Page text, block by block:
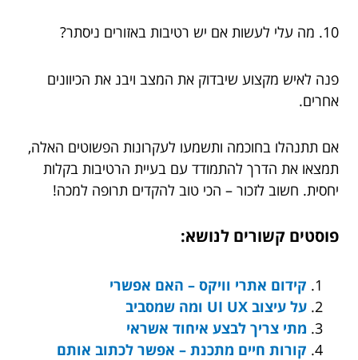
10. מה עלי לעשות אם יש רטיבות באזורים ניסתר?
פנה לאיש מקצוע שיבדוק את המצב ויבנ את הכיוונים
אחרים.
אם תתנהלו בחוכמה ותשמעו לעקרונות הפשוטים האלה,
תמצאו את הדרך להתמודד עם בעיית הרטיבות בקלות
יחסית. חשוב לזכור – הכי טוב להקדים תרופה למכה!
פוסטים קשורים לנושא:
קידום אתרי וויקס – האם אפשרי
על עיצוב UI UX ומה שמסביב
מתי צריך לבצע איחוד אשראי
קורות חיים מתכנת – אפשר לכתוב אותם